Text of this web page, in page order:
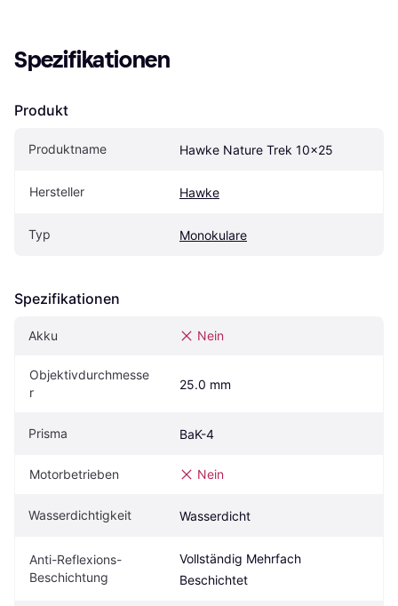
Spezifikationen
Produkt
Produktname Hawke Nature Trek 10×25
Hersteller Hawke
Typ Monokulare
Spezifikationen
Akku Nein
Objektivdurchmesse
r
25.0 mm
Prisma BaK-4
Motorbetrieben Nein
Wasserdichtigkeit Wasserdicht
Anti-Reflexions-
Beschichtung
Vollständig Mehrfach
Beschichtet